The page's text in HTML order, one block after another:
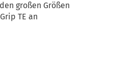
großen Größen
TE an